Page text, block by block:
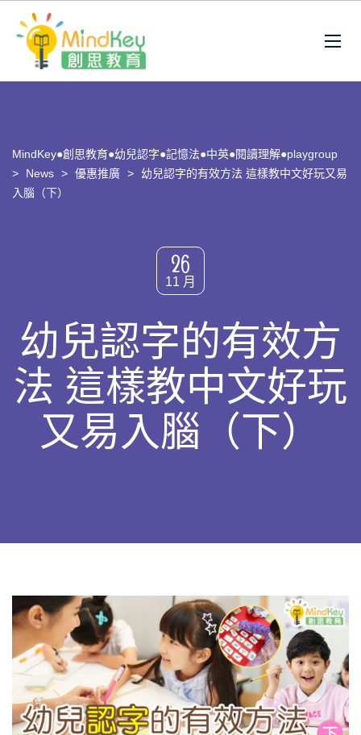
MindKey●創思教育●幼兒認字●記憶法●中英●閱讀理解●playgroup
>
News > 優惠推廣 >
幼兒認字的有效方法 這樣教中文好玩又易
入腦（下）
26
11 月
幼兒認字的有效方
法 這樣教中文好玩
又易入腦（下）